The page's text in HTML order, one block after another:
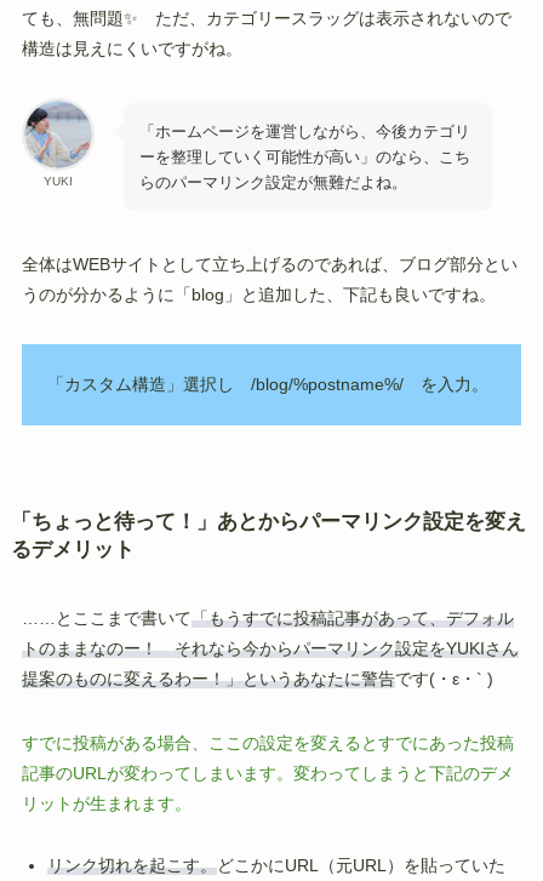
ても、無問題✨ ただ、カテゴリースラッグは表示されないので
構造は見えにくいですがね。
YUKI
「ホームページを運営しながら、今後カテゴリ
ーを整理していく可能性が高い」のなら、こち
らのパーマリンク設定が無難だよね。
全体はWEBサイトとして立ち上げるのであれば、ブログ部分とい
うのが分かるように「blog」と追加した、下記も良いですね。
「カスタム構造」選択し /blog/%postname%/ を入力。
「ちょっと待って！」あとからパーマリンク設定を変え
るデメリット
……とここまで書いて「もうすでに投稿記事があって、デフォル
トのままなのー！ それなら今からパーマリンク設定をYUKIさん
提案のものに変えるわー！」というあなたに警告です(・ε・` )
すでに投稿がある場合、ここの設定を変えるとすでにあった投稿
記事のURLが変わってしまいます。変わってしまうと下記のデメ
リットが生まれます。
リンク切れを起こす。どこかにURL（元URL）を貼っていた